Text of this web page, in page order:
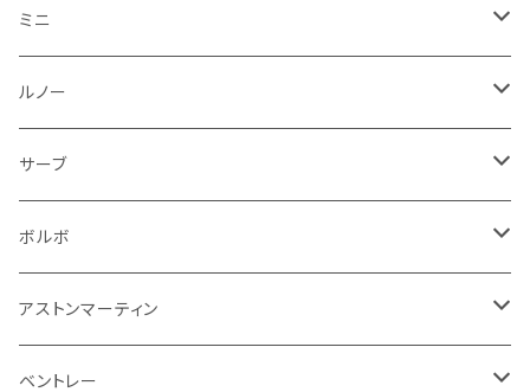
ヒュンダイ
その他
ロールスロイス
ポルシェ
ヒュンダイ
その他
サーブ
フォルクスワーゲン
ボルボ
シートベルト周り
ステアリング
ステアリングホイールカバー
運転席周り
タイヤ回り系
ホイール
泥除け
ガソリンタンク
フロントワイパー
リアワイパー
オーディオ系
その他
ウインカー
その他
リアバンパー
エンジン系
外装系
ライト系
ウインカー
ワイパー
ミラー
収納系
アームレスト
シフトレバー
その他
ライト系
ブレーキランプ
ウインカー
トランクマット
ワイパー
キーホルダー
フロアマット
ミニ
フロアマット
ルノー
フロアマット
タイヤ回り
泥除け
ワイパー
その他
サーブ
フロアマット
シフトノブ
ボルボ
フロアマット
トランクマット
アストンマーティン
フロアマット
ベントレー